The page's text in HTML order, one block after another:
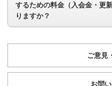
するための料金（入会金・更
りますか？
ご意見
お問